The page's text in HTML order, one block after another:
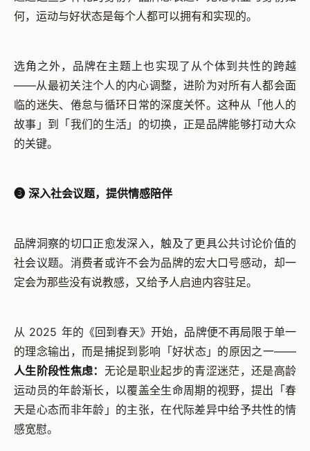
何，运动与好状态是每个人都可以拥有和实现的。
选角之外，品牌在主题上也实现了从个体到共性的跨越
——从最初关注个人的内心调整，进阶为对所有人都会面
临的迷失、倦怠与循环日常的深度关怀。这种从「他人的
故事」到「我们的生活」的切换，正是品牌能够打动大众
的关键。
➌ 深入社会议题，提供情感陪伴
品牌洞察的切口正愈发深入，触及了更具公共讨论价值的
社会议题。消费者或许不会为品牌的宏大口号感动，却一
定会为那些没有说教感，又给予人启迪内容驻足。
从 2025 年的《回到春天》开始，品牌便不再局限于单一
的理念输出，而是捕捉到影响「好状态」的原因之一——
人生阶段性焦虑： 无论是职业起步的青涩迷茫，还是高龄
运动员的年龄渐长，以覆盖全生命周期的视野，提出「春
天是心态而非年龄」的主张，在代际差异中给予共性的情
感宽慰。